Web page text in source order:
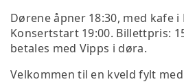
Dørene åpner 18:30, med kafe
Konsertstart 19:00. Billettpris:
betales med Vipps i døra.
Velkommen til en kveld fylt